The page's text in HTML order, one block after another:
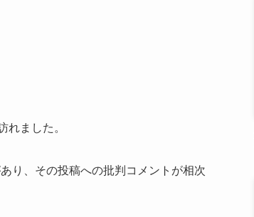
れました。
り、その投稿への批判コメントが相次